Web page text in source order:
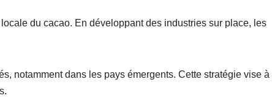
du cacao. En développant des industries sur place, les
notamment dans les pays émergents. Cette stratégie vise à